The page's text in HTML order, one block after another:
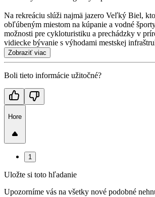
Na rekreáciu slúži najmä jazero Veľký Biel,
obľúbeným miestom na kúpanie a vodné
možnosti pre cykloturistiku a prechádzky v
vidiecke bývanie s výhodami mestskej
Zobraziť viac
Boli tieto informácie užitočné?
Hore
1
Uložte si toto hľadanie
Upozorníme vás na všetky nové podobné